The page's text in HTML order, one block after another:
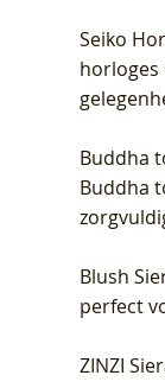
Seiko
horloges
Buddha
Buddha
Blush
perfect
ZINZI